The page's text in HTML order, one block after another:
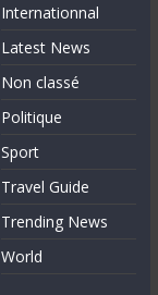
Internationnal
Latest News
Non classé
Politique
Sport
Travel Guide
Trending News
World